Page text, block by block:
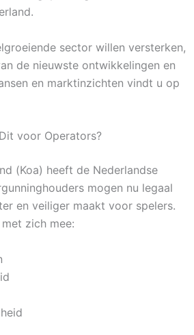
sector willen versterken,
de nieuwste ontwikkelingen en
en marktinzichten vindt u op
voor Operators?
(Koa) heeft de Nederlandse
mogen nu legaal
en veiliger maakt voor spelers.
zich mee: